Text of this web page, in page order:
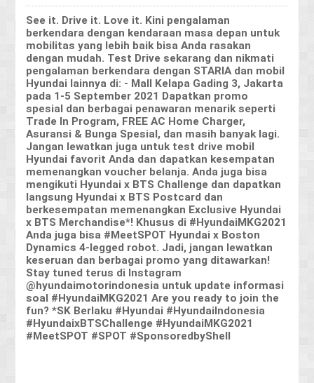
See it. Drive it. Love it. Kini pengalaman
berkendara dengan kendaraan masa depan untuk
mobilitas yang lebih baik bisa Anda rasakan
dengan mudah. Test Drive sekarang dan nikmati
pengalaman berkendara dengan STARIA dan mobil
Hyundai lainnya di: - Mall Kelapa Gading 3, Jakarta
pada 1-5 September 2021 Dapatkan promo
spesial dan berbagai penawaran menarik seperti
Trade In Program, FREE AC Home Charger,
Asuransi & Bunga Spesial, dan masih banyak lagi.
Jangan lewatkan juga untuk test drive mobil
Hyundai favorit Anda dan dapatkan kesempatan
memenangkan voucher belanja. Anda juga bisa
mengikuti Hyundai x BTS Challenge dan dapatkan
langsung Hyundai x BTS Postcard dan
berkesempatan memenangkan Exclusive Hyundai
x BTS Merchandise*! Khusus di #HyundaiMKG2021
Anda juga bisa #MeetSPOT Hyundai x Boston
Dynamics 4-legged robot. Jadi, jangan lewatkan
keseruan dan berbagai promo yang ditawarkan!
Stay tuned terus di Instagram
@hyundaimotorindonesia untuk update informasi
soal #HyundaiMKG2021 Are you ready to join the
fun? *SK Berlaku #Hyundai #HyundaiIndonesia
#HyundaixBTSChallenge #HyundaiMKG2021
#MeetSPOT #SPOT #SponsoredbyShell